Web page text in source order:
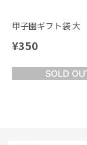
甲子園ギフト袋 大
¥350